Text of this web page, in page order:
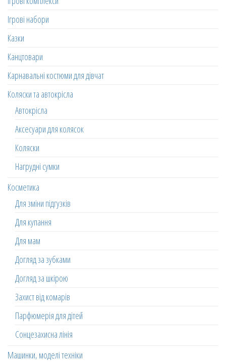
Ігрові набори
Казки
Канцтовари
Карнавальні костюми для дівчат
Коляски та автокрісла
Автокрісла
Аксесуари для колясок
Коляски
Нагрудні сумки
Косметика
Для зміни підгузків
Для купання
Для мам
Догляд за зубками
Догляд за шкірою
Захист від комарів
Парфюмерія для дітей
Сонцезахисна лінія
Машинки, моделі техніки